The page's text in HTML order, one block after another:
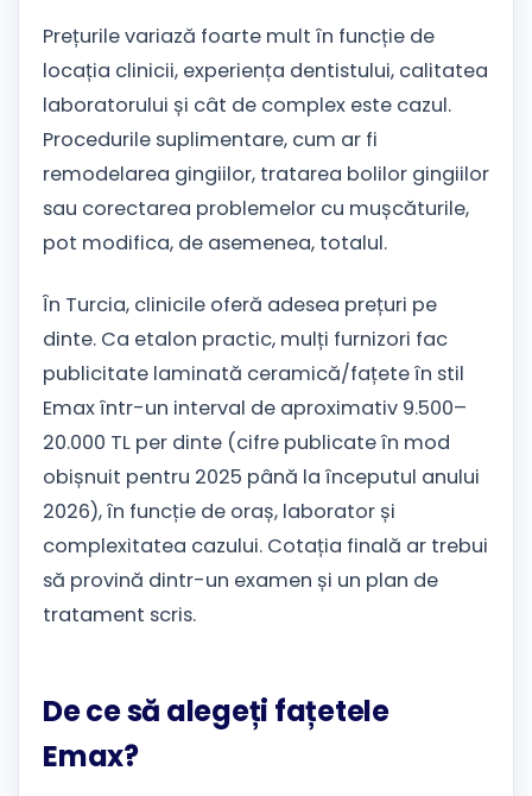
Prețurile variază foarte mult în funcție de
locația clinicii, experiența dentistului, calitatea
laboratorului și cât de complex este cazul.
Procedurile suplimentare, cum ar fi
remodelarea gingiilor, tratarea bolilor gingiilor
sau corectarea problemelor cu mușcăturile,
pot modifica, de asemenea, totalul.
În Turcia, clinicile oferă adesea prețuri pe
dinte. Ca etalon practic, mulți furnizori fac
publicitate laminată ceramică/fațete în stil
Emax într-un interval de aproximativ 9.500–
20.000 TL per dinte (cifre publicate în mod
obișnuit pentru 2025 până la începutul anului
2026), în funcție de oraș, laborator și
complexitatea cazului. Cotația finală ar trebui
să provină dintr-un examen și un plan de
tratament scris.
De ce să alegeți fațetele
Emax?